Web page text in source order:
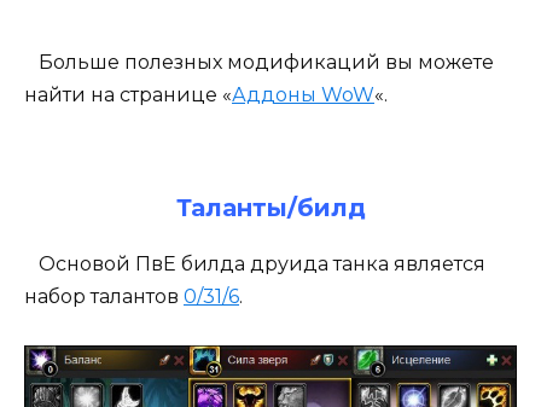
Больше полезных модификаций вы можете
найти на странице «Аддоны WoW«.
Таланты/билд
Основой ПвЕ билда друида танка является
набор талантов 0/31/6.